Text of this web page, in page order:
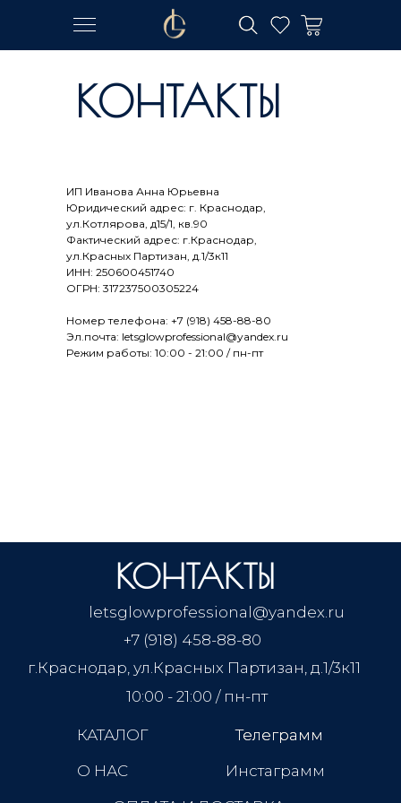
КОНТАКТЫ
КОНТАКТЫ
КОНТАКТЫ
ИП Иванова Анна Юрьевна
Юридический адрес: г. Краснодар,
ул.Котлярова, д15/1, кв.90
Фактический адрес: г.Краснодар,
ул.Красных Партизан, д.1/3к11
ИНН: 250600451740
ОГРН: 317237500305224
Номер телефона: +7 (918) 458-88-80
Эл.почта: letsglowprofessional@yandex.ru
Режим работы: 10:00 - 21:00 / пн-пт
КОНТАКТЫ
letsglowprofessional@yandex.ru
+7 (918) 458-88-80
г.Краснодар, ул.Красных Партизан, д.1/3к11
10:00 - 21:00 / пн-пт
Инстаграмм
КАТАЛОГ
О НАС
Телеграмм
Телеграмм